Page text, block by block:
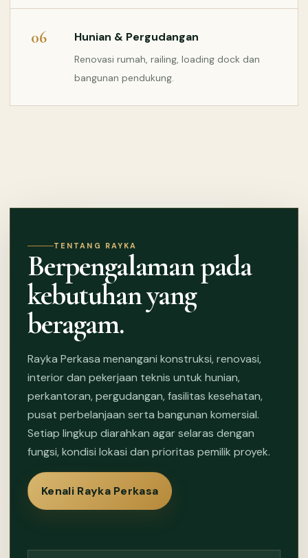
06 Hunian & Pergudangan
Renovasi rumah, railing, loading dock dan
bangunan pendukung.
TENTANG RAYKA
Berpengalaman pada
kebutuhan yang
beragam.
Rayka Perkasa menangani konstruksi, renovasi,
interior dan pekerjaan teknis untuk hunian,
perkantoran, pergudangan, fasilitas kesehatan,
pusat perbelanjaan serta bangunan komersial.
Setiap lingkup diarahkan agar selaras dengan
fungsi, kondisi lokasi dan prioritas pemilik proyek.
Kenali Rayka Perkasa